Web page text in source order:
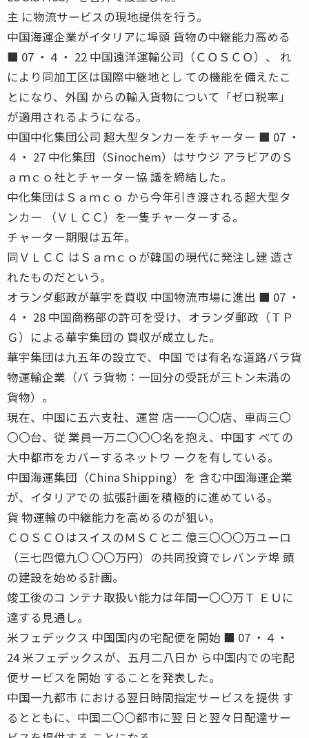
主 に物流サービスの現地提供を行う。
中国海運企業がイタリアに埠頭 貨物の中継能力高める
■ 07 ・４・ 22 中国遠洋運輸公司（ＣＯＳＣＯ）、 れ
により同加工区は国際中継地とし ての機能を備えたこ
とになり、外国 からの輸入貨物について「ゼロ税率」
が適用されるようになる。
中国中化集団公司 超大型タンカーをチャーター ■ 07 ・
４・ 27 中化集団（Sinochem）はサウジ アラビアのＳ
ａｍｃｏ社とチャーター協 議を締結した。
中化集団はＳａｍｃｏ から今年引き渡される超大型タ
ンカー （ＶＬＣＣ）を一隻チャーターする。
チャーター期限は五年。
同ＶＬＣＣ はＳａｍｃｏが韓国の現代に発注し建 造さ
れたものだという。
オランダ郵政が華宇を買収 中国物流市場に進出 ■ 07 ・
４・ 28 中国商務部の許可を受け、オランダ郵政（ＴＰ
Ｇ）による華宇集団の 買収が成立した。
華宇集団は九五年の設立で、中国 では有名な道路バラ貨
物運輸企業（バ ラ貨物：一回分の受託が三トン未満の
貨物）。
現在、中国に五六支社、運営 店一一〇〇店、車両三〇
〇〇台、従 業員一万二〇〇〇名を抱え、中国す べての
大中都市をカバーするネットワ ークを有している。
中国海運集団（China Shipping）を 含む中国海運企業
が、イタリアでの 拡張計画を積極的に進めている。
貨 物運輸の中継能力を高めるのが狙い。
ＣＯＳＣＯはスイスのＭＳＣと二 億三〇〇〇万ユーロ
（三七四億九〇 〇〇万円）の共同投資でレバンテ埠 頭
の建設を始める計画。
竣工後のコ ンテナ取扱い能力は年間一〇〇万Ｔ ＥＵに
達する見通し。
米フェデックス 中国国内の宅配便を開始 ■ 07 ・４・
24 米フェデックスが、五月二八日か ら中国内での宅配
便サービスを開始 することを発表した。
中国一九都市 における翌日時間指定サービスを提供 す
るとともに、中国二〇〇都市に翌 日と翌々日配達サー